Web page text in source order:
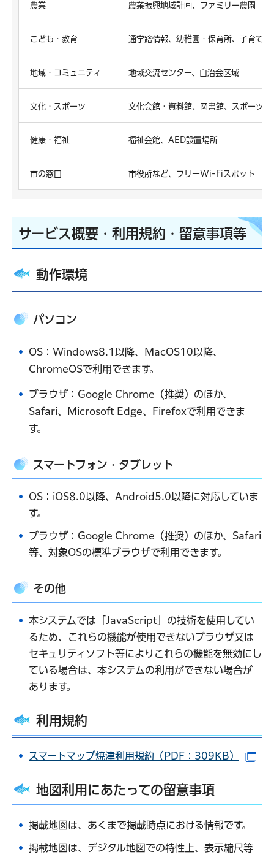
農業 農業振興地域計画、ファミリー農園
こども・教育 通学路情報、幼稚園・保育所、子育て
地域・コミュニティ 地域交流センター、自治会区域
文化・スポーツ 文化会館・資料館、図書館、スポーツ施
健康・福祉 福祉会館、AED設置場所
市の窓口 市役所など、フリーWi-Fiスポット
サービス概要・利用規約・留意事項等
動作環境
パソコン
OS：Windows8.1以降、MacOS10以降、
ChromeOSで利用できます。
ブラウザ：Google Chrome（推奨）のほか、
Safari、Microsoft Edge、Firefoxで利用できま
す。
スマートフォン・タブレット
OS：iOS8.0以降、Android5.0以降に対応していま
す。
ブラウザ：Google Chrome（推奨）のほか、Safari
等、対象OSの標準ブラウザで利用できます。
その他
本システムでは「JavaScript」の技術を使用してい
るため、これらの機能が使用できないブラウザ又は
セキュリティソフト等によりこれらの機能を無効にし
ている場合は、本システムの利用ができない場合が
あります。
利用規約
スマートマップ焼津利用規約（PDF：309KB）
地図利用にあたっての留意事項
掲載地図は、あくまで掲載時点における情報です。
掲載地図は、デジタル地図での特性上、表示縮尺等